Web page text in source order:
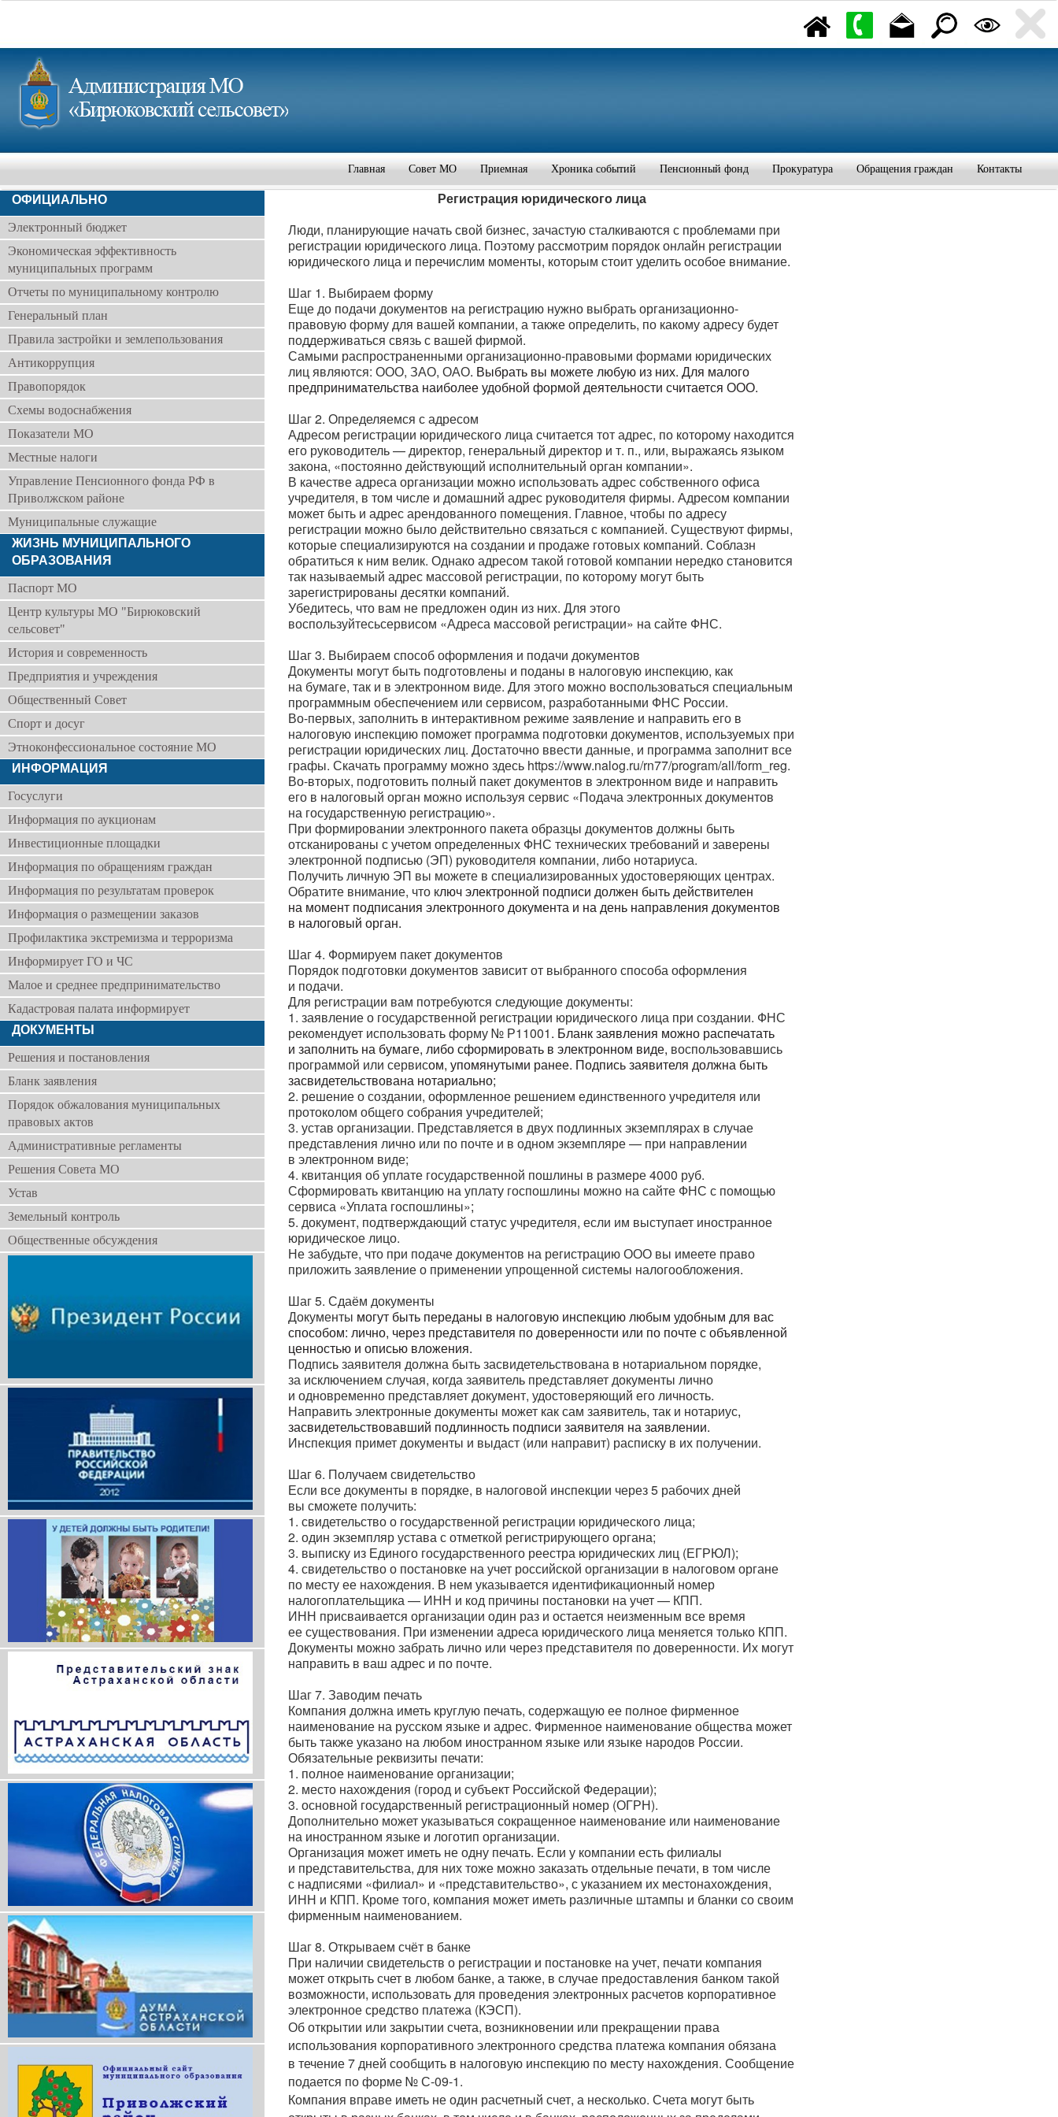
Главная Совет МО Приемная Хроника событий Пенсионный фонд Прокуратура Обращения граждан Контакты
ОФИЦИАЛЬНО
Электронный бюджет
Экономическая эффективность
муниципальных программ
Отчеты по муниципальному контролю
Генеральный план
Правила застройки и землепользования
Антикоррупция
Правопорядок
Схемы водоснабжения
Показатели МО
Местные налоги
Управление Пенсионного фонда РФ в
Приволжском районе
Муниципальные служащие
ЖИЗНЬ МУНИЦИПАЛЬНОГО
ОБРАЗОВАНИЯ
Паспорт МО
Центр культуры МО "Бирюковский
сельсовет"
История и современность
Предприятия и учреждения
Общественный Совет
Спорт и досуг
Этноконфессиональное состояние МО
ИНФОРМАЦИЯ
Госуслуги
Информация по аукционам
Инвестиционные площадки
Информация по обращениям граждан
Информация по результатам проверок
Информация о размещении заказов
Профилактика экстремизма и терроризма
Информирует ГО и ЧС
Малое и среднее предпринимательство
Кадастровая палата информирует
ДОКУМЕНТЫ
Решения и постановления
Бланк заявления
Порядок обжалования муниципальных
правовых актов
Административные регламенты
Решения Совета МО
Устав
Земельный контроль
Общественные обсуждения
Регистрация юридического лица
Люди, планирующие начать свой бизнес, зачастую сталкиваются с проблемами при
регистрации юридического лица. Поэтому рассмотрим порядок онлайн регистрации
юридического лица и перечислим моменты, которым стоит уделить особое внимание.
Шаг 1. Выбираем форму
Еще до подачи документов на регистрацию нужно выбрать организационно-
правовую форму для вашей компании, а также определить, по какому адресу будет
поддерживаться связь с вашей фирмой.
Самыми распространенными организационно-правовыми формами юридических
лиц являются: ООО, ЗАО, ОАО. Выбрать вы можете любую из них. Для малого
предпринимательства наиболее удобной формой деятельности считается ООО.
Шаг2. Определяемся с адресом
Адресом регистрации юридического лица считается тот адрес, по которому находится
его руководитель — директор, генеральный директор и т. п., или, выражаясь языком
закона, «постоянно действующий исполнительный орган компании».
В качестве адреса организации можно использовать адрес собственного офиса
учредителя, в том числе и домашний адрес руководителя фирмы. Адресом компании
может быть и адрес арендованного помещения. Главное, чтобы по адресу
регистрации можно было действительно связаться с компанией. Существуют фирмы,
которые специализируются на создании и продаже готовых компаний. Соблазн
обратиться к ним велик. Однако адресом такой готовой компании нередко становится
так называемый адрес массовой регистрации, по которому могут быть
зарегистрированы десятки компаний.
Убедитесь, что вам не предложен один из них. Для этого
воспользуйтесьсервисом «Адреса массовой регистрации» на сайте ФНС.
Шаг 3. Выбираем способ оформления и подачи документов
Документы могут быть подготовлены и поданы в налоговую инспекцию, как
на бумаге, так и в электронном виде. Для этого можно воспользоваться специальным
программным обеспечением или сервисом, разработанными ФНС России.
Во-первых, заполнить в интерактивном режиме заявление и направить его в
налоговую инспекцию поможет программа подготовки документов, используемых при
регистрации юридических лиц. Достаточно ввести данные, и программа заполнит все
графы. Скачать программу можно здесь https://www.nalog.ru/rn77/program/all/form_reg.
Во-вторых, подготовить полный пакет документов в электронном виде и направить
его в налоговый орган можно используя сервис «Подача электронных документов
на государственную регистрацию».
При формировании электронного пакета образцы документов должны быть
отсканированы с учетом определенных ФНС технических требований и заверены
электронной подписью (ЭП) руководителя компании, либо нотариуса.
Получить личную ЭП вы можете в специализированных удостоверяющих центрах.
Обратите внимание, что ключ электронной подписи должен быть действителен
на момент подписания электронного документа и на день направления документов
в налоговый орган.
Шаг 4. Формируем пакет документов
Порядок подготовки документов зависит от выбранного способа оформления
и подачи.
Для регистрации вам потребуются следующие документы:
1. заявление о государственной регистрации юридического лица при создании. ФНС
рекомендует использоватьформу № Р11001. Бланк заявления можно распечатать
и заполнить на бумаге, либо сформировать в электронном виде, воспользовавшись
программой или сервисом, упомянутыми ранее. Подпись заявителя должна быть
засвидетельствована нотариально;
2. решение о создании, оформленное решением единственного учредителя или
протоколом общего собрания учредителей;
3. устав организации. Представляется в двух подлинных экземплярах в случае
представления лично или по почте и в одном экземпляре — при направлении
в электронном виде;
4. квитанция об уплате государственной пошлины в размере 4000 руб.
Сформировать квитанцию на уплату госпошлины можно на сайте ФНС с помощью
сервиса «Уплата госпошлины»;
5. документ, подтверждающий статус учредителя, если им выступает иностранное
юридическое лицо.
Не забудьте, что при подаче документов на регистрацию ООО вы имеете право
приложить заявление о применении упрощенной системы налогообложения.
Шаг 5. Сдаём документы
Документы могут быть переданы в налоговую инспекцию любым удобным для вас
способом: лично, через представителя по доверенности или по почте с объявленной
ценностью и описью вложения.
Подпись заявителя должна быть засвидетельствована в нотариальном порядке,
за исключением случая, когда заявитель представляет документы лично
и одновременно представляет документ, удостоверяющий его личность.
Направить электронные документы может как сам заявитель, так и нотариус,
засвидетельствовавший подлинность подписи заявителя на заявлении.
Инспекция примет документы и выдаст (или направит) расписку в их получении.
Шаг 6. Получаем свидетельство
Если все документы в порядке, в налоговой инспекции через 5 рабочих дней
вы сможете получить:
1. свидетельство о государственной регистрации юридического лица;
2. один экземпляр устава с отметкой регистрирующего органа;
3. выписку из Единого государственного реестра юридических лиц (ЕГРЮЛ);
4. свидетельство о постановке на учет российской организации в налоговом органе
по месту ее нахождения. В нем указывается идентификационный номер
налогоплательщика — ИНН и код причины постановки на учет — КПП.
ИНН присваивается организации один раз и остается неизменным все время
ее существования. При изменении адреса юридического лица меняется только КПП.
Документы можно забрать лично или через представителя по доверенности. Их могут
направить в ваш адрес и по почте.
Шаг 7. Заводим печать
Компания должна иметь круглую печать, содержащую ее полное фирменное
наименование на русском языке и адрес. Фирменное наименование общества может
быть также указано на любом иностранном языке или языке народов России.
Обязательные реквизиты печати:
1. полное наименование организации;
2. место нахождения (город и субъект Российской Федерации);
3. основной государственный регистрационный номер (ОГРН).
Дополнительно может указываться сокращенное наименование или наименование
на иностранном языке и логотип организации.
Организация может иметь не одну печать. Если у компании есть филиалы
и представительства, для них тоже можно заказать отдельные печати, в том числе
с надписями «филиал» и «представительство», с указанием их местонахождения,
ИНН и КПП. Кроме того, компания может иметь различные штампы и бланки со своим
фирменным наименованием.
Шаг8. Открываем счёт в банке
При наличии свидетельств о регистрации и постановке на учет, печати компания
может открыть счет в любом банке, а также, в случае предоставления банком такой
возможности, использовать для проведения электронных расчетов корпоративное
электронное средство платежа (КЭСП).
Об открытии или закрытии счета, возникновении или прекращении права
использования корпоративного электронного средства платежа компания обязана
в течение 7 дней сообщить в налоговую инспекцию по месту нахождения. Сообщение
подается по форме № С-09-1.
Компания вправе иметь не один расчетный счет, а несколько. Счета могут быть